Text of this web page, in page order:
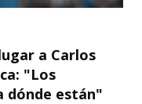
a Carlos
"Los
dónde están"